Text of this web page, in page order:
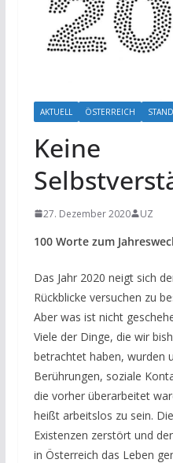
AKTUELL ÖSTERREICH
Keine
27. Dezember 2020 UZ
100 Worte zum
Das Jahr 2020 neigt sich
Rückblicke versuchen zu
Aber was ist nicht
Viele der Dinge, die wir
betrachtet haben, wurden
Berührungen, soziale
die vorher überarbeitet
heißt arbeitslos zu sein.
Existenzen zerstört und
in Österreich das Leben